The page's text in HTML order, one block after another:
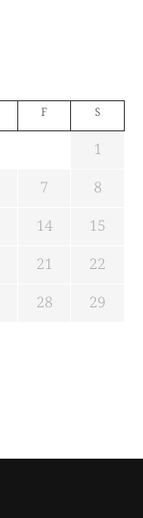
F S
1
7
8
14
15
21
22
28
29